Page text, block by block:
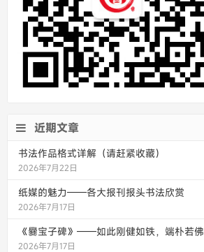
近期文章
书法作品格式详解（请赶紧收藏）
2026年7月22日
纸媒的魅力——各大报刊报头书法欣赏
2026年7月17日
《爨宝子碑》——如此刚健如铁，端朴若佛
2026年7月17日